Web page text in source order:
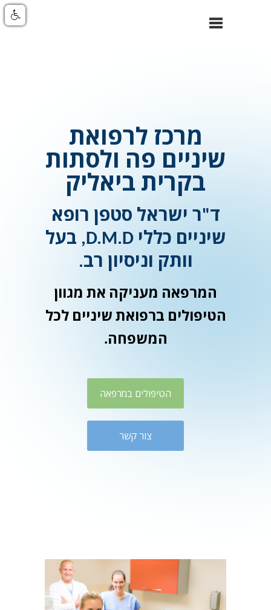
סגור
מרכז לרפואת
שיניים פה ולסתות
בקרית ביאליק
ד"ר ישראל סטפן רופא
שיניים כללי D.M.D, בעל
וותק וניסיון רב.
המרפאה מעניקה את מגוון
הטיפולים ברפואת שיניים לכל
המשפחה.
הטיפולים במרפאה
צור קשר